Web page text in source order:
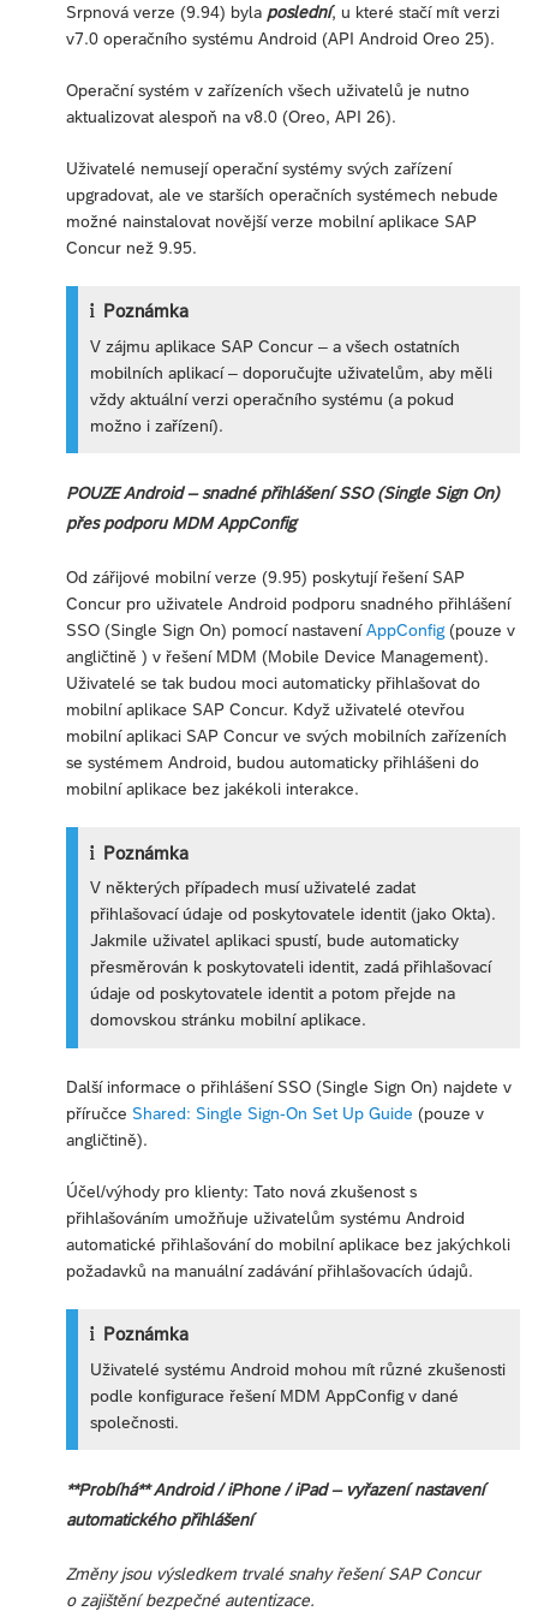
Srpnová verze (9.94) byla poslední, u které stačí mít verzi
v7.0 operačního systému Android (API Android Oreo 25).
Operační systém v zařízeních všech uživatelů je nutno
aktualizovat alespoň na v8.0 (Oreo, API 26).
Uživatelé nemusejí operační systémy svých zařízení
upgradovat, ale ve starších operačních systémech nebude
možné nainstalovat novější verze mobilní aplikace SAP
Concur než 9.95.
Poznámka
V zájmu aplikace SAP Concur – a všech ostatních
mobilních aplikací – doporučujte uživatelům, aby měli
vždy aktuální verzi operačního systému (a pokud
možno i zařízení).
POUZE Android – snadné přihlášení SSO (Single Sign On)
přes podporu MDM AppConfig
Od zářijové mobilní verze (9.95) poskytují řešení SAP
Concur pro uživatele Android podporu snadného přihlášení
SSO (Single Sign On) pomocí nastaveníAppConfig(pouze v
angličtině ) v řešení MDM (Mobile Device Management).
Uživatelé se tak budou moci automaticky přihlašovat do
mobilní aplikace SAP Concur. Když uživatelé otevřou
mobilní aplikaci SAP Concur ve svých mobilních zařízeních
se systémem Android, budou automaticky přihlášeni do
mobilní aplikace bez jakékoli interakce.
Poznámka
V některých případech musí uživatelé zadat
přihlašovací údaje od poskytovatele identit (jako Okta).
Jakmile uživatel aplikaci spustí, bude automaticky
přesměrován k poskytovateli identit, zadá přihlašovací
údaje od poskytovatele identit a potom přejde na
domovskou stránku mobilní aplikace.
Další informace o přihlášení SSO (Single Sign On) najdete v
příručce Shared: Single Sign-On Set Up Guide (pouze v
angličtině).
Účel/výhody pro klienty: Tato nová zkušenost s
přihlašováním umožňuje uživatelům systému Android
automatické přihlašování do mobilní aplikace bez jakýchkoli
požadavků na manuální zadávání přihlašovacích údajů.
Poznámka
Uživatelé systému Android mohou mít různé zkušenosti
podle konfigurace řešení MDM AppConfig v dané
společnosti.
**Probíhá** Android / iPhone / iPad – vyřazení nastavení
automatického přihlášení
Změny jsou výsledkem trvalé snahy řešení SAP Concur
o zajištění bezpečné autentizace.